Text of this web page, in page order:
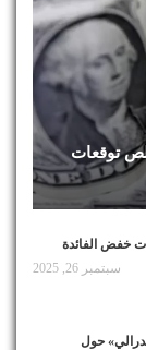
توقعات
خفض الفائدة
سبتمبر 26, 2025
حول